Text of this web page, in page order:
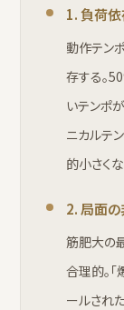
1. 負荷
動作テン
存する。
いテンポ
ニカルテ
的小さくな
2. 局面
筋肥大の
合理的。
ールされ